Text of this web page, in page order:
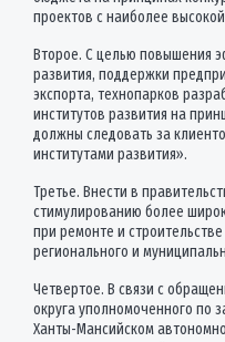
проектов с наиболее
Второе. С целью повышения
развития, поддержки
экспорта, технопарков
институтов развития на
должны следовать за
институтами развития».
Третье. Внести в
стимулированию более
при ремонте и
регионального и
Четвертое. В связи с
округа уполномоченного по
Ханты-Мансийском